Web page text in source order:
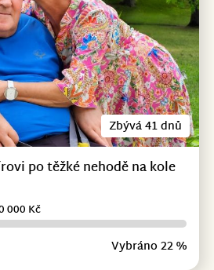
Zbývá 41 dnů
po těžké nehodě na kole
Vybráno 22 %
000 Kč